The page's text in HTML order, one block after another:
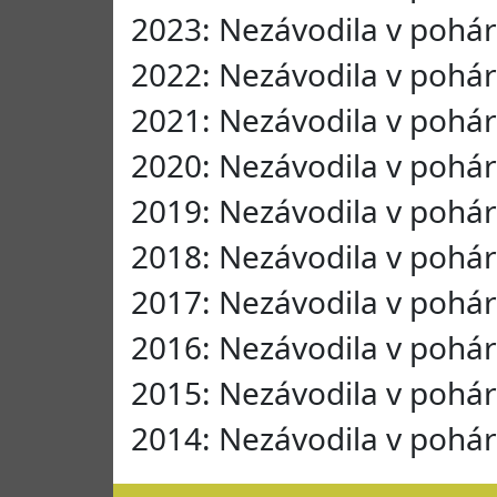
2023: Nezávodila v
2022: Nezávodila v
2021: Nezávodila v
2020: Nezávodila v
2019: Nezávodila v
2018: Nezávodila v
2017: Nezávodila v
2016: Nezávodila v
2015: Nezávodila v
2014: Nezávodila v